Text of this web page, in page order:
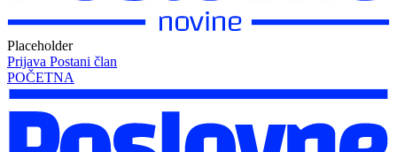
Placeholder
Prijava Postani član
POČETNA